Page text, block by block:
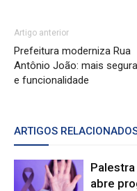
Artigo anterior
Prefeitura moderniza Rua
Antônio João: mais
e funcionalidade
ARTIGOS
abre